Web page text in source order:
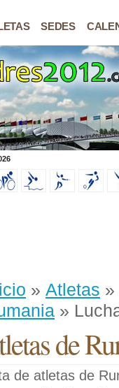
SEDES
» Atletas »
»
de
de atletas de